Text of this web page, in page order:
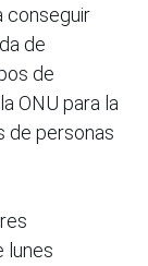
conseguir
de
de
ONU para la
de personas
lunes